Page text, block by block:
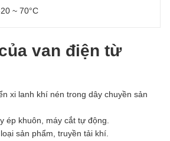
~ 70°C
van điện từ
xi lanh khí nén trong dây chuyền sản
ép khuôn, máy cắt tự động.
sản phẩm, truyền tải khí.